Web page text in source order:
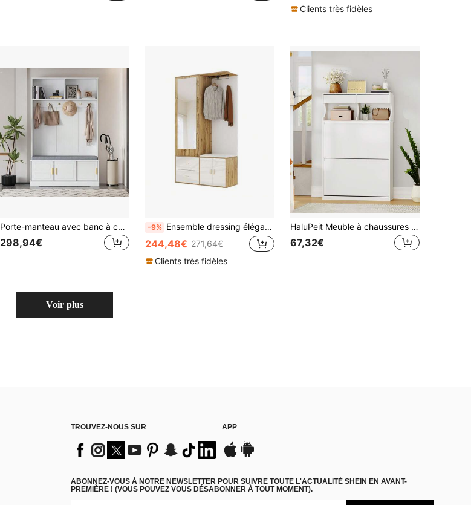
Clients très fidèles
Porte-manteau avec banc à chaussures, penderie, 6 crochets triples, autoportant, gain de place, pour entrée, couloir, blanc, 120*40*191cm
298,94€
-9% Ensemble dressing élégant dans des tons blancs et bois avec miroir, meuble à chaussures, banc à chaussures avec crochets et tringle à vêtements extensible
244,48€ 271,64€
Clients très fidèles
HaluPeit Meuble à chaussures à 2 volets, étagère à chaussures, basculeur à chaussures, étroit, 4 compartiments, réglable, 16 paires, rangement à chaussures pour entrée, couloir, armoire, 80 x 24,5 x 124,5 cm, blanc
67,32€
Voir plus
TROUVEZ-NOUS SUR APP
ABONNEZ-VOUS À NOTRE NEWSLETTER POUR SUIVRE TOUTE L'ACTUALITÉ SHEIN EN AVANT-
PREMIÈRE ! (VOUS POUVEZ VOUS DÉSABONNER À TOUT MOMENT).